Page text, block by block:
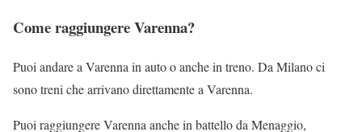
Come raggiungere Varenna?
Puoi andare a Varenna in auto o anche in treno. Da Milano ci
sono treni che arrivano direttamente a Varenna.
Puoi raggiungere Varenna anche in battello da Menaggio,